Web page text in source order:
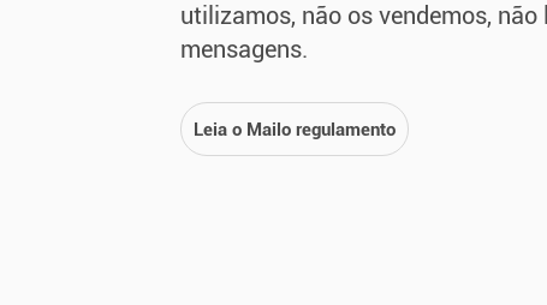
utilizamos, não os vendemos, não
mensagens.
Leia o Mailo regulamento